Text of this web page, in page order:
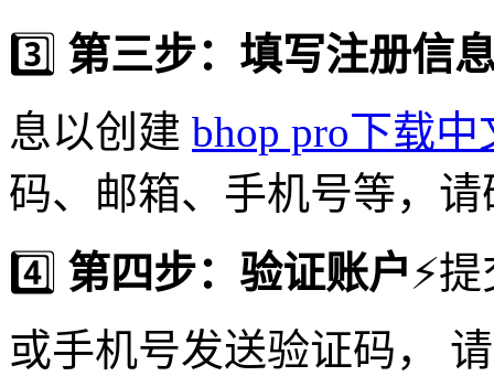
3️⃣ 第三步：填写注册信
息以创建 bhop pro下载中
码、邮箱、手机号等，
4️⃣ 第四步：验证账户⚡️
或手机号发送验证码，